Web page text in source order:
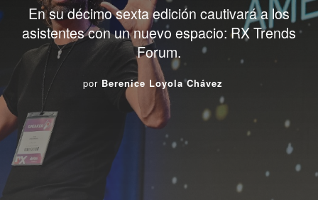
En su décimo sexta edición cautivará a los
asistentes con un nuevo espacio: RX Trends
Forum.
por Berenice Loyola Chávez